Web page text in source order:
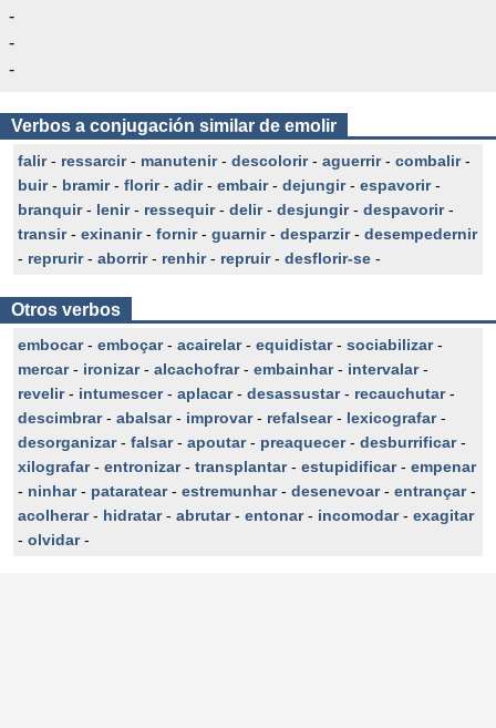
-
-
-
Verbos a conjugación similar de emolir
falir- ressarcir- manutenir- descolorir- aguerrir- combalir-
buir- bramir- florir- adir- embair- dejungir- espavorir-
branquir- lenir- ressequir- delir- desjungir- despavorir-
transir- exinanir- fornir- guarnir- desparzir- desempedernir
- reprurir- aborrir- renhir- repruir- desflorir-se -
Otros verbos
embocar- emboçar- acairelar- equidistar- sociabilizar-
mercar- ironizar- alcachofrar- embainhar- intervalar-
revelir- intumescer- aplacar- desassustar- recauchutar-
descimbrar- abalsar- improvar- refalsear- lexicografar-
desorganizar- falsar- apoutar- preaquecer- desburrificar-
xilografar- entronizar- transplantar- estupidificar- empenar
- ninhar- pataratear- estremunhar- desenevoar- entrançar-
acolherar- hidratar- abrutar- entonar- incomodar- exagitar
- olvidar-